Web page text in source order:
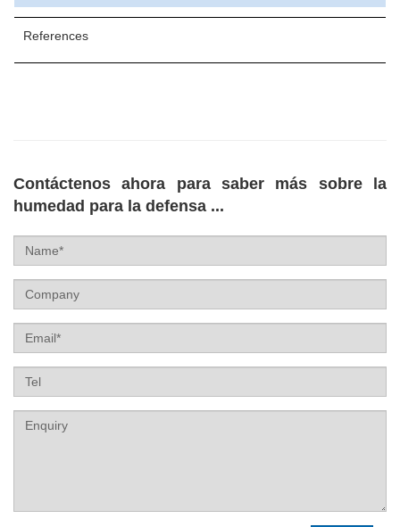
References
Contáctenos ahora para saber más sobre la
humedad para la defensa ...
Name
Company
Email
Tel
Label